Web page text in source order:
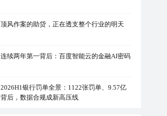
顶风作案的助贷，正在透支整个行业的明天
连续两年第一背后：百度智能云的金融AI密码
2026H1银行罚单全景：1122张罚单、9.57亿
背后，数据合规成新高压线